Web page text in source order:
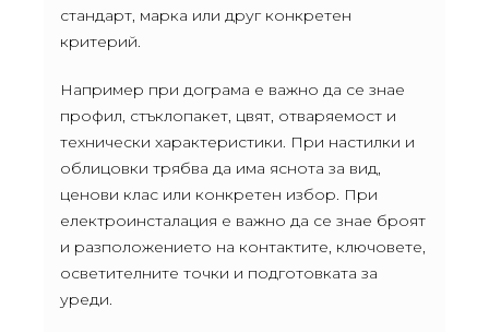
стандарт, марка или друг конкретен
критерий.
Например при дограма е важно да се знае
профил, стъклопакет, цвят, отваряемост и
технически характеристики. При настилки и
облицовки трябва да има яснота за вид,
ценови клас или конкретен избор. При
електроинсталация е важно да се знае броят
и разположението на контактите, ключовете,
осветителните точки и подготовката за
уреди.